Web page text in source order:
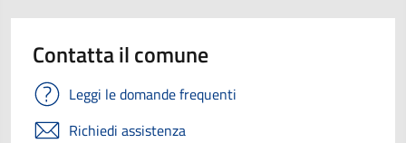
Contatta il comune
Leggi le domande frequenti
Richiedi assistenza